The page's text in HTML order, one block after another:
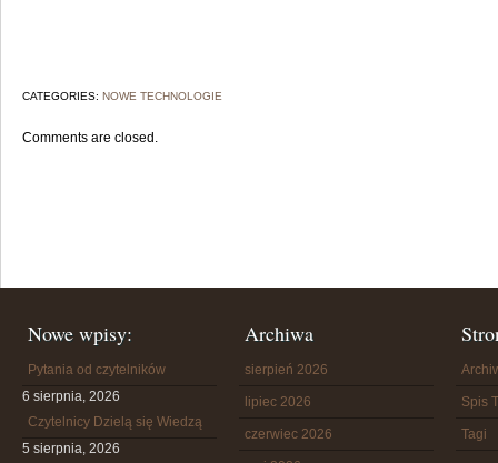
CATEGORIES: NOWE TECHNOLOGIE
Comments are closed.
Nowe wpisy:
Pytania od czytelników
6 sierpnia, 2026
Czytelnicy Dzielą się Wiedzą
5 sierpnia, 2026
Archiwa
sierpień 2026
lipiec 2026
czerwiec 2026
Spis
Tagi